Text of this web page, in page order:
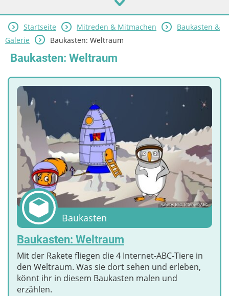
Startseite Mitreden & Mitmachen
Baukasten &
Galerie
Baukasten: Weltraum
Baukasten: Weltraum
Rakete; Bild: Internet-ABC
Baukasten
Baukasten: Weltraum
Mit der Rakete fliegen die 4 Internet-ABC-Tiere in
den Weltraum. Was sie dort sehen und erleben,
könnt ihr in diesem Baukasten malen und
erzählen.